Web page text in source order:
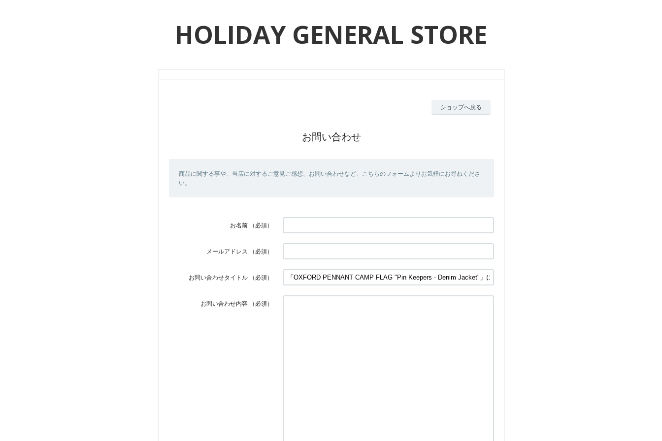
HOLIDAY GENERAL STORE
ショップへ戻る
お問い合わせ
商品に関する事や、当店に対するご意見ご感想、お問い合わせなど、こちらのフォームよりお気軽にお尋ねくださ
い。
お名前 （必須）
メールアドレス （必須）
お問い合わせタイトル （必須）
お問い合わせ内容 （必須）